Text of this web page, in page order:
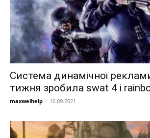
Система динамічної
тижня зробила swat 4 і
maxwelhelp - 16.09.2021